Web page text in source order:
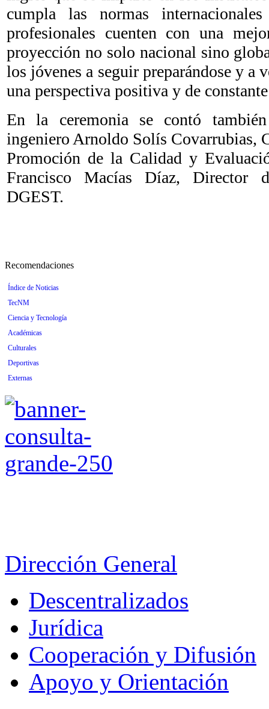
cumpla las normas
profesionales cuenten con una
proyección no solo nacional sino
los jóvenes a seguir preparándose y a
una perspectiva positiva y de
En la ceremonia se contó
ingeniero Arnoldo Solís Covarrubias,
Promoción de la Calidad y
Francisco Macías Díaz, Director
DGEST.
Recomendaciones
Índice de Noticias
TecNM
Ciencia y Tecnología
Académicas
Culturales
Deportivas
Externas
Dirección General
Descentralizados
Jurídica
Cooperación y Difusión
Apoyo y Orientación